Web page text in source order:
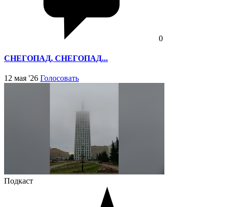
0
СНЕГОПАД, СНЕГОПАД...
12 мая '26 Голосовать
Подкаст